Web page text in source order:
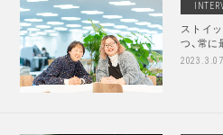
ストイ
つ、常
2023.3.07